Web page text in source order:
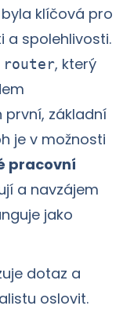
klíčová pro
a spolehlivosti.
router, který
první, základní
je v možnosti
pracovní
a navzájem
jako
dotaz a
oslovit.